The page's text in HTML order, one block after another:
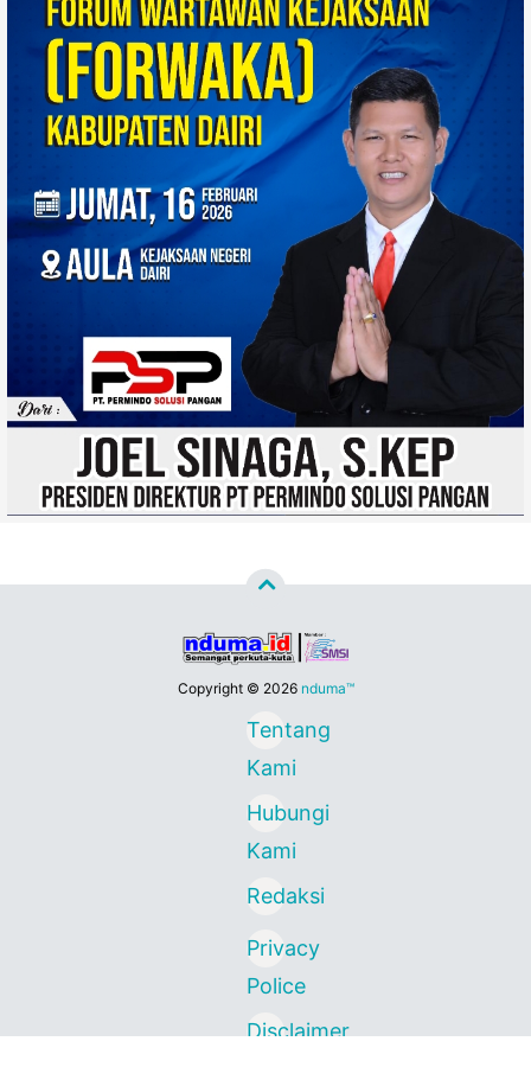
Copyright © 2026 nduma™
Tentang
Kami
Hubungi
Kami
Redaksi
Privacy
Police
Disclaimer